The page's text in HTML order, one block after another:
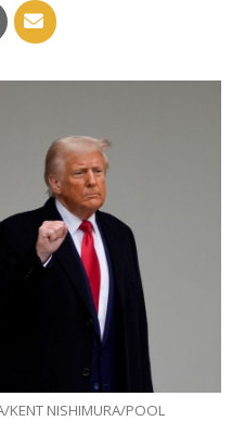
NISHIMURA/POOL